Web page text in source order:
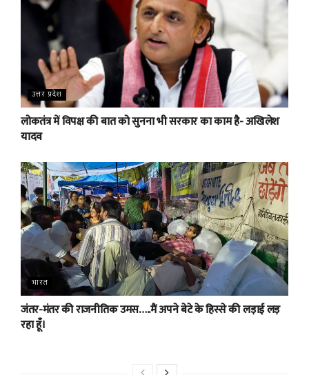
उत्तर प्रदेश
लोकतंत्र में विपक्ष की बात को सुनना भी सरकार का काम है- अखिलेश
यादव
भारत
जंतर-मंतर की राजनीतिक उमस…..मैं अपने बेटे के हिस्से की लड़ाई लड़
रहा हूँ।